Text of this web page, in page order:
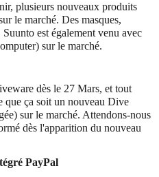
plusieurs nouveaux produits
le marché. Des masques,
est également venu avec
sur le marché.
dès le 27 Mars, et tout
que ça soit un nouveau Dive
sur le marché. Attendons-nous
dès l'apparition du nouveau
PayPal